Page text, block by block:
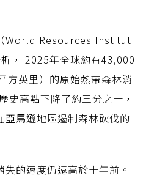
World Resources Institut
， 2025年全球約有43,000
方英里）的原始熱帶森林消
史高點下降了約三分之一，
亞馬遜地區遏制森林砍伐的
的速度仍遠高於十年前。